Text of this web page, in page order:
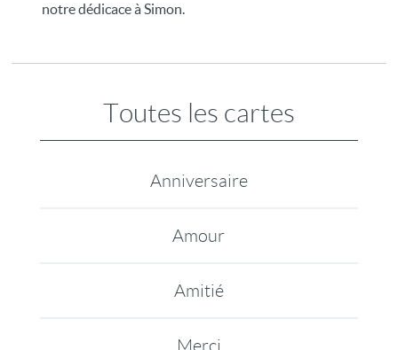
notre dédicace à Simon.
Toutes les cartes
Anniversaire
Amour
Amitié
Merci